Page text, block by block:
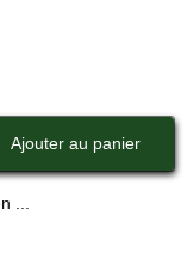
Ajouter au panier
...